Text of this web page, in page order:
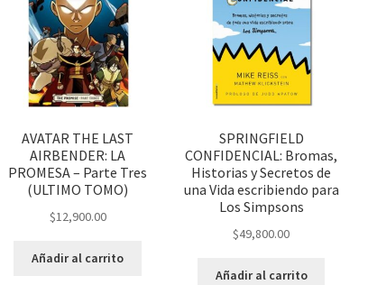
AVATAR THE LAST
AIRBENDER: LA
PROMESA – Parte Tres
(ULTIMO TOMO)
$12,900.00
Añadir al carrito
SPRINGFIELD
CONFIDENCIAL: Bromas,
Historias y Secretos de
una Vida escribiendo para
Los Simpsons
$49,800.00
Añadir al carrito